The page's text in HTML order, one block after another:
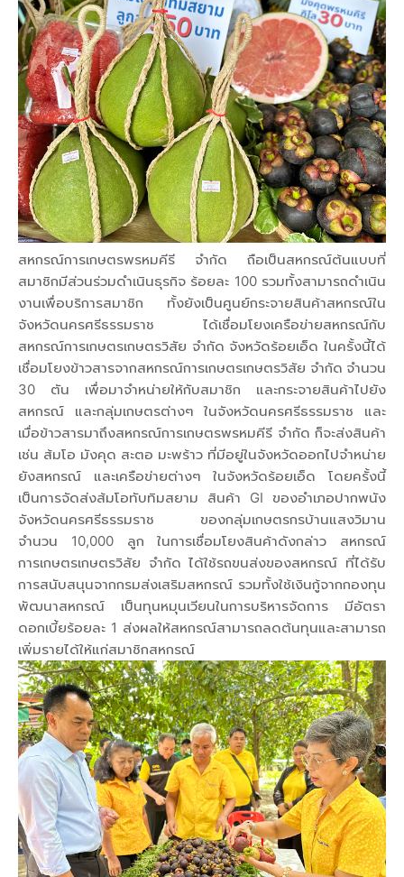
สหกรณ์การเกษตรพรหมคีรี จำกัด ถือเป็นสหกรณ์ต้นแบบที่
สมาชิกมีส่วนร่วมดำเนินธุรกิจ ร้อยละ 100 รวมทั้งสามารถดำเนิน
งานเพื่อบริการสมาชิก ทั้งยังเป็นศูนย์กระจายสินค้าสหกรณ์ใน
จังหวัดนครศรีธรรมราช ได้เชื่อมโยงเครือข่ายสหกรณ์กับ
สหกรณ์การเกษตรเกษตรวิสัย จำกัด จังหวัดร้อยเอ็ด ในครั้งนี้ได้
เชื่อมโยงข้าวสารจากสหกรณ์การเกษตรเกษตรวิสัย จำกัด จำนวน
30 ตัน เพื่อมาจำหน่ายให้กับสมาชิก และกระจายสินค้าไปยัง
สหกรณ์ และกลุ่มเกษตรต่างๆ ในจังหวัดนครศรีธรรมราช และ
เมื่อข้าวสารมาถึงสหกรณ์การเกษตรพรหมคีรี จำกัด ก็จะส่งสินค้า
เช่น ส้มโอ มังคุด สะตอ มะพร้าว ที่มีอยู่ในจังหวัดออกไปจำหน่าย
ยังสหกรณ์ และเครือข่ายต่างๆ ในจังหวัดร้อยเอ็ด โดยครั้งนี้
เป็นการจัดส่งส้มโอทับทิมสยาม สินค้า GI ของอำเภอปากพนัง
จังหวัดนครศรีธรรมราช ของกลุ่มเกษตรกรบ้านแสงวิมาน
จำนวน 10,000 ลูก ในการเชื่อมโยงสินค้าดังกล่าว สหกรณ์
การเกษตรเกษตรวิสัย จำกัด ได้ใช้รถขนส่งของสหกรณ์ ที่ได้รับ
การสนับสนุนจากกรมส่งเสริมสหกรณ์ รวมทั้งใช้เงินกู้จากกองทุน
พัฒนาสหกรณ์ เป็นทุนหมุนเวียนในการบริหารจัดการ มีอัตรา
ดอกเบี้ยร้อยละ 1 ส่งผลให้สหกรณ์สามารถลดต้นทุนและสามารถ
เพิ่มรายได้ให้แก่สมาชิกสหกรณ์